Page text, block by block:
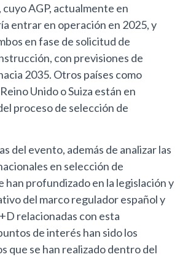
AGP, actualmente en
entrar en operación en 2025, y
en fase de solicitud de
con previsiones de
2035. Otros países como
Unido o Suiza están en
proceso de selección de
del evento, además de analizar las
en selección de
han profundizado en la legislación y
del marco regulador español y
relacionadas con esta
de interés han sido los
que se han realizado dentro del